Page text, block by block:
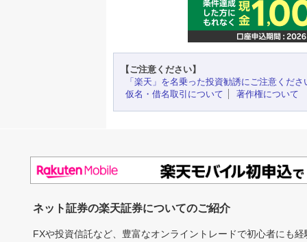
【ご注意ください】
「楽天」を名乗った投資勧誘にご注意くださ
仮名・借名取引について
著作権について
ネット証券の楽天証券についてのご紹介
FXや投資信託など、豊富なオンライントレードで初心者にも